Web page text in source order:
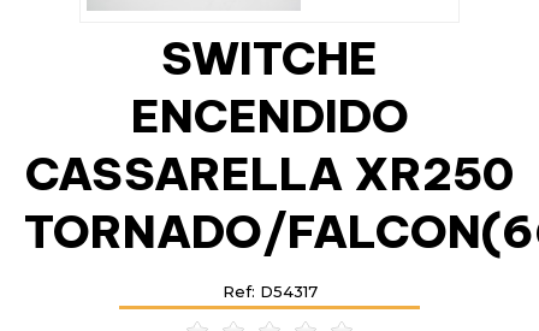
SWITCHE
ENCENDIDO
CASSARELLA XR250
TORNADO/
Ref: D54317